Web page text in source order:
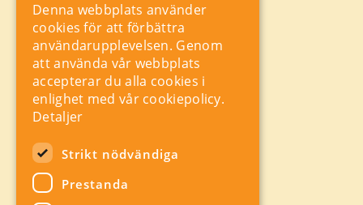
Kontakt
Storgatan 19, Box 5501,
114 85 Stockholm
Orgnr: 556625 – 8389
rad@industriarbetsgivarna.se
Rådgivning:08-762 67 70
Växel:08-762 67 55
Hitta snabbt
A-Ö
Denna webbplats använder
cookies för att förbättra
användarupplevelsen. Genom
att använda vår webbplats
accepterar du alla cookies i
enlighet med vår cookiepolicy.
Detaljer
Strikt nödvändiga
Prestanda